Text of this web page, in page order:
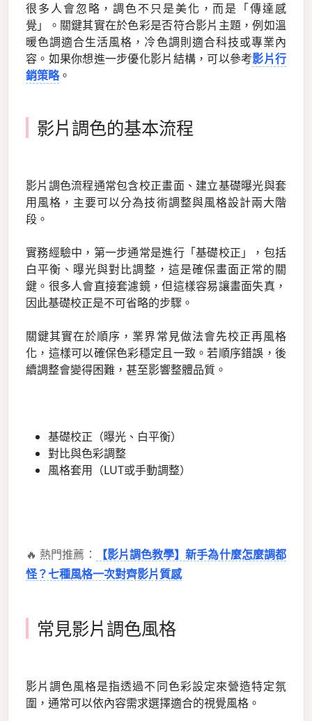
很多人會忽略，調色不只是美化，而是「傳達感
覺」。關鍵其實在於色彩是否符合影片主題，例如溫
暖色調適合生活風格，冷色調則適合科技或專業內
容。如果你想進一步優化影片結構，可以參考影片行
銷策略。
影片調色的基本流程
影片調色流程通常包含校正畫面、建立基礎曝光與套
用風格，主要可以分為技術調整與風格設計兩大階
段。
實務經驗中，第一步通常是進行「基礎校正」，包括
白平衡、曝光與對比調整，這是確保畫面正常的關
鍵。很多人會直接套濾鏡，但這樣容易讓畫面失真，
因此基礎校正是不可省略的步驟。
關鍵其實在於順序，業界常見做法會先校正再風格
化，這樣可以確保色彩穩定且一致。若順序錯誤，後
續調整會變得困難，甚至影響整體品質。
基礎校正（曝光、白平衡）
對比與色彩調整
風格套用（LUT或手動調整）
🔥 熱門推薦：
【影片調色教學】新手為什麼怎麼調都
怪？七種風格一次對齊影片質感
常見影片調色風格
影片調色風格是指透過不同色彩設定來營造特定氛
圍，通常可以依內容需求選擇適合的視覺風格。